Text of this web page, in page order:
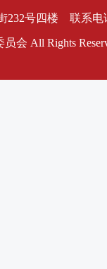
232号四楼 联系电
员会 All Rights